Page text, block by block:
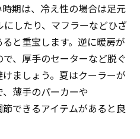
期は、冷え性の場合は足元
したり、マフラーなどひざ
と重宝します。逆に暖房が
、厚手のセーターなど脱ぐ
ましょう。夏はクーラーが
薄手のパーカーや
できるアイテムがあると良